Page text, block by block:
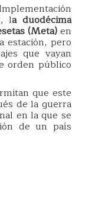
la duodécima
(Meta)en
estación, pero
que vayan
orden público
que este
de la guerra
en la que se
de un país